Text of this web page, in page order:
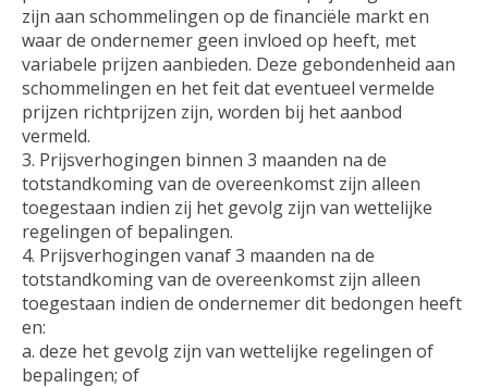
zijn aan schommelingen op de financiële markt en
waar de ondernemer geen invloed op heeft, met
variabele prijzen aanbieden. Deze gebondenheid aan
schommelingen en het feit dat eventueel vermelde
prijzen richtprijzen zijn, worden bij het aanbod
vermeld.
3. Prijsverhogingen binnen 3 maanden na de
totstandkoming van de overeenkomst zijn alleen
toegestaan indien zij het gevolg zijn van wettelijke
regelingen of bepalingen.
4. Prijsverhogingen vanaf 3 maanden na de
totstandkoming van de overeenkomst zijn alleen
toegestaan indien de ondernemer dit bedongen heeft
en:
a. deze het gevolg zijn van wettelijke regelingen of
bepalingen; of